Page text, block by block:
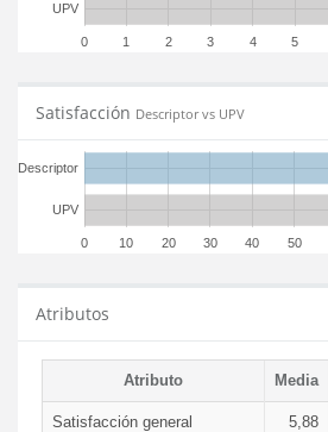
0 1 2 3 4 5
UPV
Satisfacción Descriptor vs UPV
0 10 20 30 40 50
UPV
Descriptor
Atributos
Atributo Media
Satisfacción general 5,88